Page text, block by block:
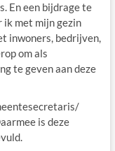
En een bijdrage te
ik met mijn gezin
inwoners, bedrijven,
om als
te geven aan deze
is deze